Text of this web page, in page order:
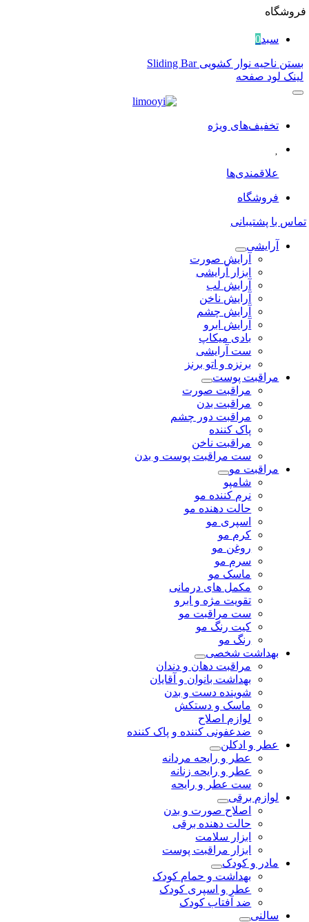
فروشگاه
سبد0
بستن ناحیه نوار کشویی Sliding Bar
لینک لود صفحه
تخفیف‌های ویژه
علاقمندی‌ها
فروشگاه
تماس با پشتیبانی
آرایشی
آرایش صورت
ابزار آرایشی
آرایش لب
آرایش ناخن
آرایش چشم
آرایش ابرو
بادی میکاپ
ست آرایشی
برنزه و اتو برنز
مراقبت پوست
مراقبت صورت
مراقبت بدن
مراقبت دور چشم
پاک کننده
مراقبت ناخن
ست مراقبت پوست و بدن
مراقبت مو
شامپو
نرم کننده مو
حالت دهنده مو
اسپری مو
کرم مو
روغن مو
سرم مو
ماسک مو
مکمل های درمانی
تقویت مژه و ابرو
ست مراقبت مو
کیت رنگ مو
رنگ مو
بهداشت شخصی
مراقبت دهان و دندان
بهداشت بانوان و آقایان
شوینده دست و بدن
ماسک و دستکش
لوازم اصلاح
ضدعفونی کننده و پاک کننده
عطر و ادکلن
عطر و رایحه مردانه
عطر و رایحه زنانه
ست عطر و رایحه
لوازم برقی
اصلاح صورت و بدن
حالت دهنده برقی
ابزار سلامت
ابزار مراقبت پوست
مادر و کودک
بهداشت و حمام کودک
عطر و اسپری کودک
ضد آفتاب کودک
سالنی